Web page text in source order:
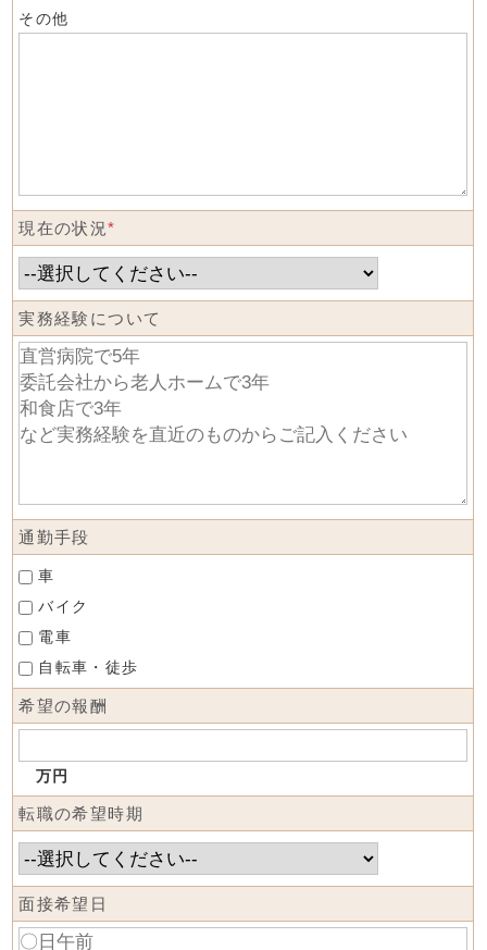
その他
現在の状況*
実務経験について
通勤手段
車
バイク
電車
自転車・徒歩
希望の報酬
万円
転職の希望時期
面接希望日